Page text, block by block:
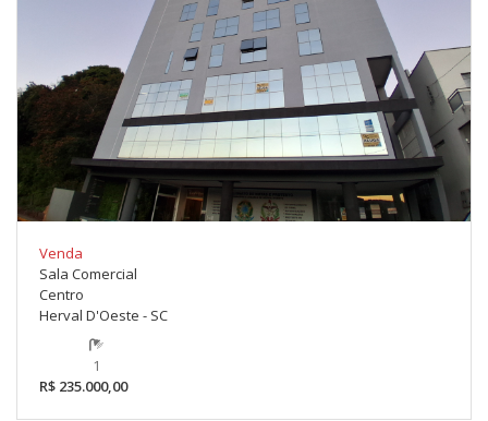
Venda
Sala Comercial
Centro
Herval D'Oeste - SC
1
R$ 235.000,00